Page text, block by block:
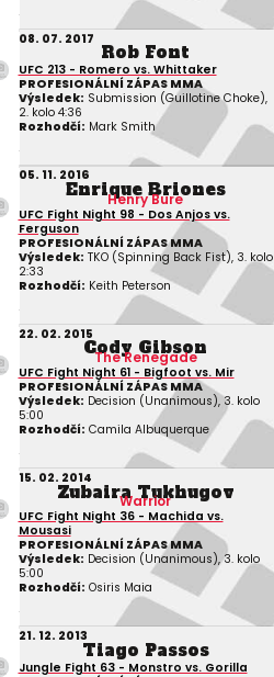
08. 07. 2017
Rob Font
UFC 213 - Romero vs. Whittaker
PROFESIONÁLNÍ ZÁPAS MMA
Výsledek: Submission (Guillotine Choke),
2. kolo 4:36
Rozhodčí: Mark Smith
05. 11. 2016
Enrique Briones
Henry Bure
UFC Fight Night 98 - Dos Anjos vs.
Ferguson
PROFESIONÁLNÍ ZÁPAS MMA
Výsledek: TKO (Spinning Back Fist), 3. kolo
2:33
Rozhodčí: Keith Peterson
22. 02. 2015
Cody Gibson
The Renegade
UFC Fight Night 61 - Bigfoot vs. Mir
PROFESIONÁLNÍ ZÁPAS MMA
Výsledek: Decision (Unanimous), 3. kolo
5:00
Rozhodčí: Camila Albuquerque
15. 02. 2014
Zubaira Tukhugov
Warrior
UFC Fight Night 36 - Machida vs.
Mousasi
PROFESIONÁLNÍ ZÁPAS MMA
Výsledek: Decision (Unanimous), 3. kolo
5:00
Rozhodčí: Osiris Maia
21. 12. 2013
Tiago Passos
Jungle Fight 63 - Monstro vs. Gorilla